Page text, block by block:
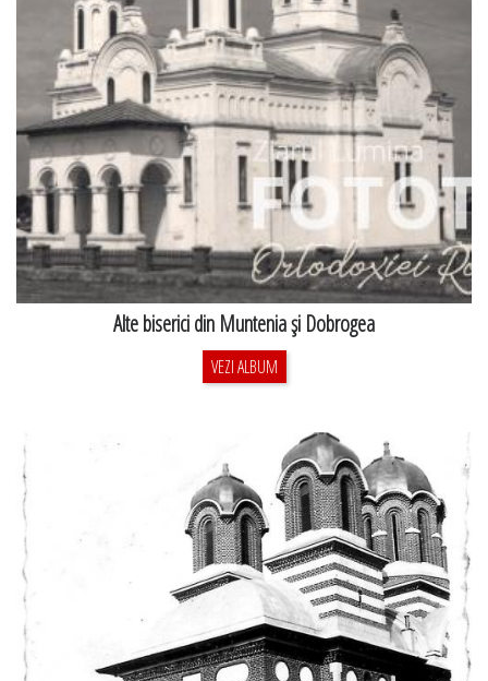
Alte biserici din Muntenia şi Dobrogea
VEZI ALBUM